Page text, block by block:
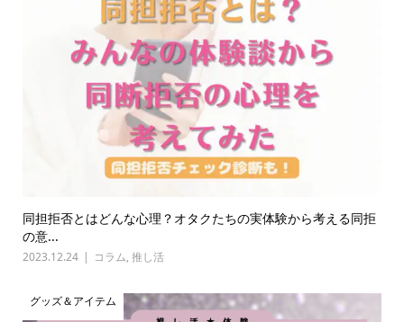
同担拒否とはどんな心理？オタクたちの実体験から考える同拒
の意...
2023.12.24 コラム, 推し活
グッズ＆アイテム